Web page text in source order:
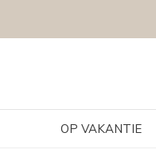
OP VAKANTIE